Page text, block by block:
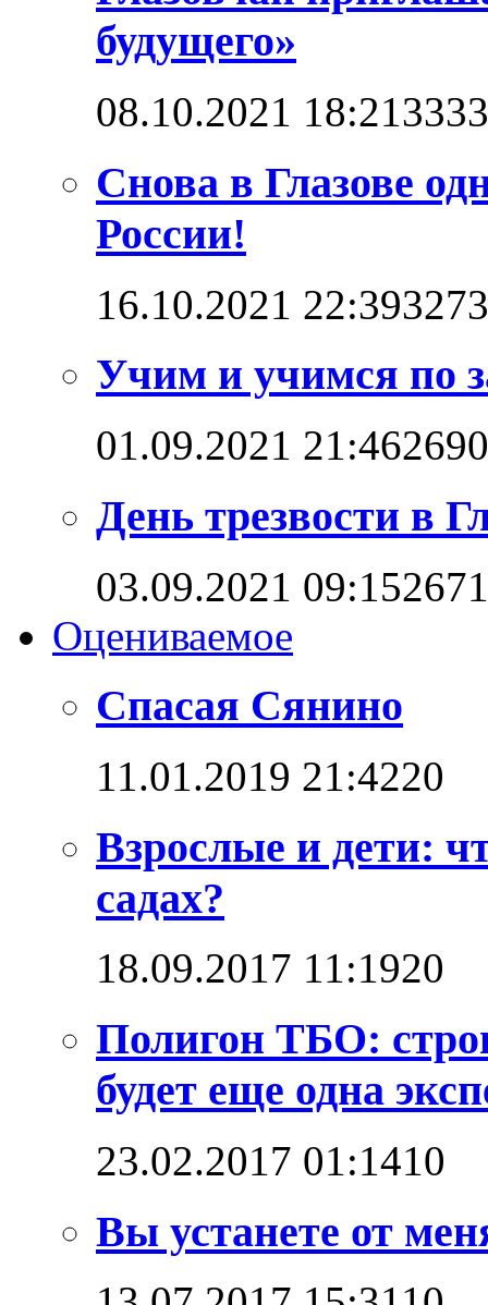
будущего»
08.10.2021 18:21
Снова в Глазове
России!
16.10.2021 22:39
Учим и учимся по
01.09.2021 21:46
День трезвости в
03.09.2021 09:15
Оцениваемое
Спасая Сянино
11.01.2019 21:4220
Взрослые и дети:
садах?
18.09.2017 11:1920
Полигон ТБО:
будет еще одна
23.02.2017 01:1410
Вы устанете от